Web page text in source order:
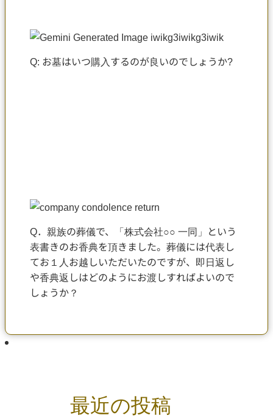
Q: お墓はいつ購入するのが良いのでしょうか?
Q．親族の葬儀で、「株式会社○○ 一同」という
表書きのお香典を頂きました。葬儀には代表し
てお１人お越しいただいたのですが、即日返し
や香典返しはどのようにお渡しすればよいので
しょうか？
最近の投稿